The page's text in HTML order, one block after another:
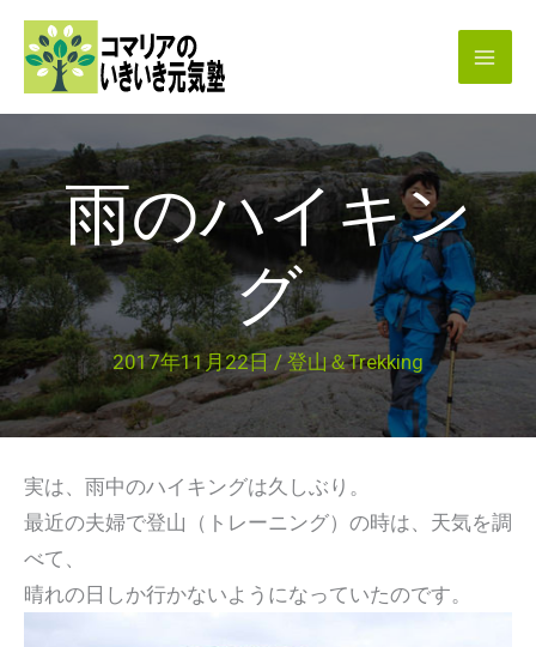
キ
ッ
プ
雨のハイキン
グ
2017年11月22日 /登山＆Trekking
実は、雨中のハイキングは久しぶり。
最近の夫婦で登山（トレーニング）の時は、天気を調
べて、
晴れの日しか行かないようになっていたのです。